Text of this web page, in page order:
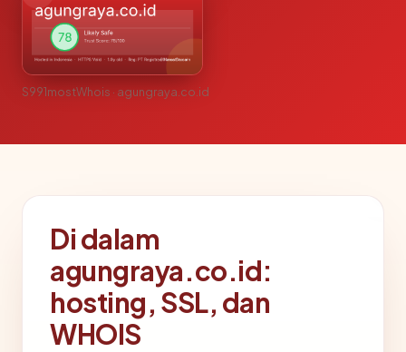
S991mostWhois · agungraya.co.id
Di dalam
agungraya.co.id:
hosting, SSL, dan
WHOIS